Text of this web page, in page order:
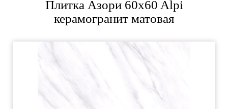
Плитка Азори 60x60 Alpi
керамогранит матовая